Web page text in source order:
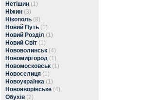
Нетішин (1)
Ніжин (3)
Нікополь (8)
Новий Путь (1)
Новий Розділ (1)
Новий Світ (1)
Нововолинськ (4)
Новомиргород (1)
Новомосковськ (1)
Новоселиця (1)
Новоукраїнка (1)
Новояворівське (4)
Обухів (2)